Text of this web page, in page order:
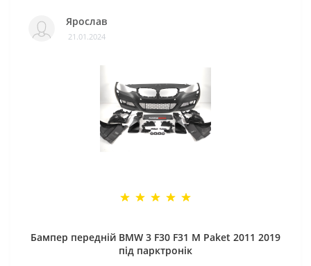
Ярослав
21.01.2024
Бампер передній BMW 3 F30 F31 M Paket 2011 2019
під парктронік